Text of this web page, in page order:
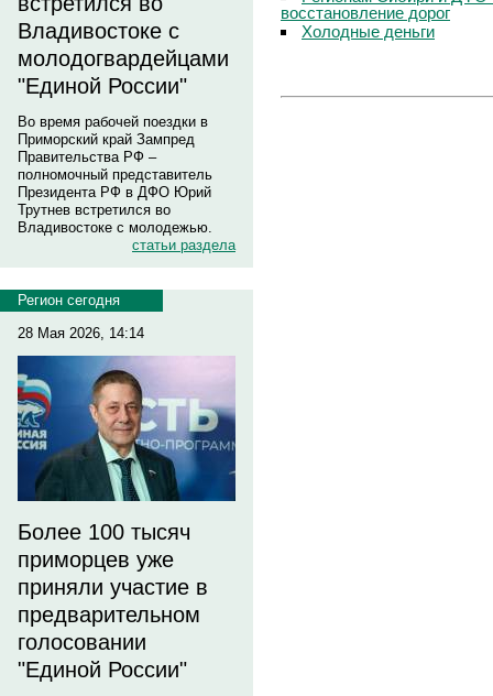
Владивостоке с
молодогвардейцами
"Единой России"
Во время рабочей поездки в
Приморский край Зампред
Правительства РФ –
полномочный представитель
Президента РФ в ДФО Юрий
Трутнев встретился во
Владивостоке с молодежью.
статьи раздела
Регион сегодня
28 Мая 2026, 14:14
Более 100 тысяч
приморцев уже
приняли участие в
предварительном
голосовании
"Единой России"
восстановление дорог
Холодные деньги